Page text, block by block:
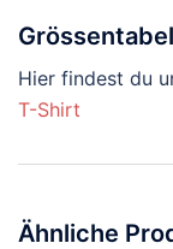
Hier findest du
T-Shirt
Ähnliche